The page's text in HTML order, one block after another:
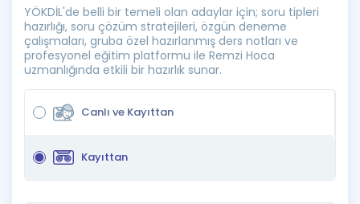
YÖKDİL'de belli bir temeli olan adaylar için; soru tipleri
hazırlığı, soru çözüm stratejileri, özgün deneme
çalışmaları, gruba özel hazırlanmış ders notları ve
profesyonel eğitim platformu ile Remzi Hoca
uzmanlığında etkili bir hazırlık sunar.
Canlı ve Kayıttan
Kayıttan